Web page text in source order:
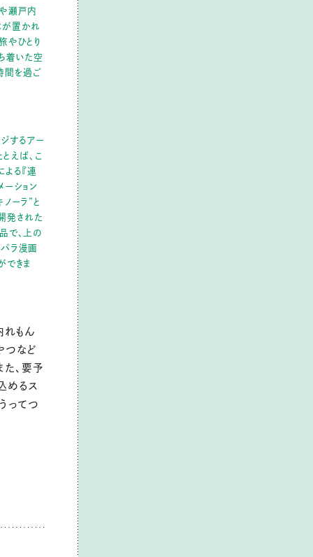
瀬戸内
が置かれ
やひとり
着いた空
間を過ご
するアー
えば、こ
る『連
ーション
ーラ”と
発された
で、上の
ラ漫画
できま
れもん
つなど
た、要予
めるス
ってつ